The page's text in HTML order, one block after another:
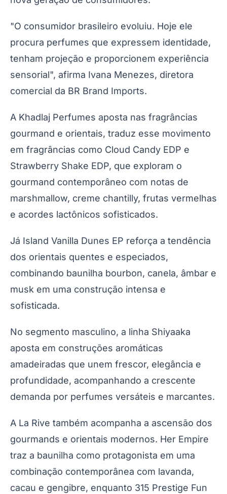
"O consumidor brasileiro evoluiu. Hoje ele
procura perfumes que expressem identidade,
tenham projeção e proporcionem experiência
sensorial", afirma Ivana Menezes, diretora
comercial da BR Brand Imports.
A Khadlaj Perfumes aposta nas fragrâncias
gourmand e orientais, traduz esse movimento
em fragrâncias como Cloud Candy EDP e
Strawberry Shake EDP, que exploram o
gourmand contemporâneo com notas de
marshmallow, creme chantilly, frutas vermelhas
e acordes lactônicos sofisticados.
Já Island Vanilla Dunes EP reforça a tendência
dos orientais quentes e especiados,
combinando baunilha bourbon, canela, âmbar e
musk em uma construção intensa e
sofisticada.
No segmento masculino, a linha Shiyaaka
aposta em construções aromáticas
amadeiradas que unem frescor, elegância e
profundidade, acompanhando a crescente
demanda por perfumes versáteis e marcantes.
A La Rive também acompanha a ascensão dos
gourmands e orientais modernos. Her Empire
traz a baunilha como protagonista em uma
combinação contemporânea com lavanda,
cacau e gengibre, enquanto 315 Prestige Fun